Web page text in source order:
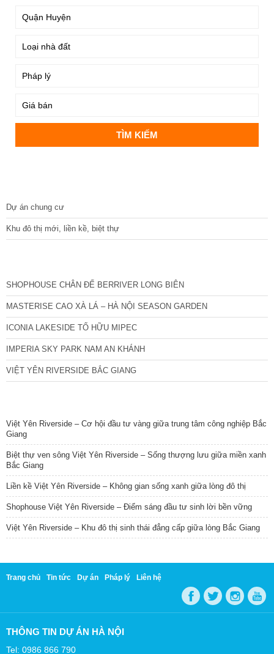
Dự án chung cư
Khu đô thị mới, liền kề, biệt thự
SHOPHOUSE CHÂN ĐẾ BERRIVER LONG BIÊN
MASTERISE CAO XÀ LÁ – HÀ NỘI SEASON GARDEN
ICONIA LAKESIDE TỐ HỮU MIPEC
IMPERIA SKY PARK NAM AN KHÁNH
VIỆT YÊN RIVERSIDE BẮC GIANG
Việt Yên Riverside – Cơ hội đầu tư vàng giữa trung tâm công nghiệp Bắc
Giang
Biệt thự ven sông Việt Yên Riverside – Sống thượng lưu giữa miền xanh
Bắc Giang
Liền kề Việt Yên Riverside – Không gian sống xanh giữa lòng đô thị
Shophouse Việt Yên Riverside – Điểm sáng đầu tư sinh lời bền vững
Việt Yên Riverside – Khu đô thị sinh thái đẳng cấp giữa lòng Bắc Giang
Trang chủ Tin tức Dự án Pháp lý Liên hệ
THÔNG TIN DỰ ÁN HÀ NỘI
Tel: 0986 866 790